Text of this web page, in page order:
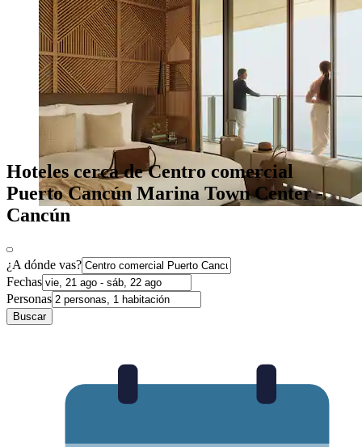
Hoteles cerca de Centro comercial
Puerto Cancún Marina Town Center -
Cancún
¿A dónde vas?
Fechas
Personas
Buscar